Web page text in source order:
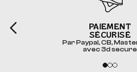
PAIEMENT
SÉCURISÉ
Par Paypal, CB,
avec 3d secure